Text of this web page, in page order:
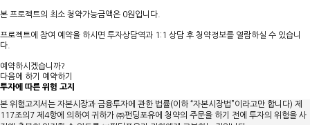
본 프로젝트의 최소 청약가능금액은 0원 입니다.
프로젝트에 참여 예약을 하시면 투자상담역과 1:1 상담 후 청약정보를 열람하실 수 있습니
다.
예약하시겠습니까?
다음에 하기
예약하기
투자에 따른 위험 고지
본 위험고지서는 자본시장과 금융투자에 관한 법률(이하 “자본시장법”이라고만 합니다) 제
117조의7 제4항에 의하여 귀하가 ㈜펀딩포유에 청약의 주문을 하기 전에 투자의 위험을 사